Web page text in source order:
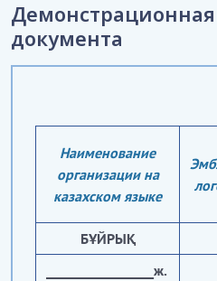
документа
Наименование
организации на
казахском языке
БҰЙРЫҚ
_________________ж.